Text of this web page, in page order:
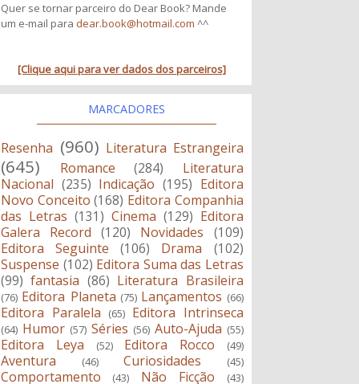
Quer se tornar parceiro do Dear Book? Mande
um e-mail para dear.book@hotmail.com ^^
[Clique aqui para ver dados dos parceiros]
MARCADORES
Resenha (960) Literatura Estrangeira
(645) Romance (284)
Literatura
Nacional (235) Indicação (195) Editora
Novo Conceito (168) Editora Companhia
das Letras (131) Cinema (129) Editora
Galera Record
(120) Novidades
(109)
Editora Seguinte
(106) Drama
(102)
Suspense (102) Editora Suma das Letras
(99) fantasia (86) Literatura Brasileira
(76) Editora Planeta (75) Lançamentos (66)
Editora Paralela (65) Editora Intrinseca
(64) Humor (57) Séries (56) Auto-Ajuda (55)
Editora Leya (52) Editora Rocco (49)
Aventura (46) Curiosidades (45)
Comportamento (43) Não Ficção (43)